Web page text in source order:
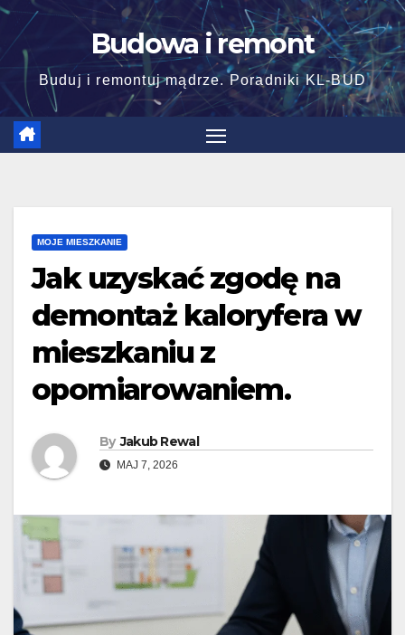
Skip
content
Budowa i remont
Buduj i remontuj mądrze. Poradniki KL-BUD
MOJE MIESZKANIE
Jak uzyskać zgodę na
demontaż kaloryfera w
mieszkaniu z
opomiarowaniem.
By Jakub Rewal
MAJ 7, 2026